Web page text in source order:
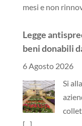
mesi e non
Legge
beni donabili
6 Agosto 2026
Si